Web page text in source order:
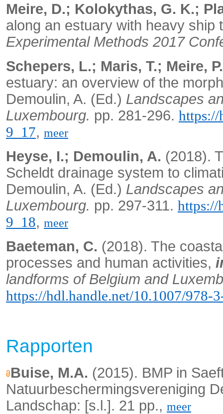
Meire, D.; Kolokythas, G. K.;
along an estuary with heavy ship
Experimental Methods 2017
Schepers, L.; Maris, T.; Meire,
estuary: an overview of the
Demoulin, A. (Ed.) Landscapes
Luxembourg. pp. 281-296. https://
9_17, meer
Heyse, I.; Demoulin, A. (2018).
Scheldt drainage system to
Demoulin, A. (Ed.) Landscapes
Luxembourg. pp. 297-311. https://
9_18, meer
Baeteman, C. (2018). The
processes and human activities,
landforms of Belgium and
https://hdl.handle.net/10.1007/978-
Rapporten
Buise, M.A. (2015). BMP in
Natuurbeschermingsvereniging
Landschap: [s.l.]. 21 pp., meer